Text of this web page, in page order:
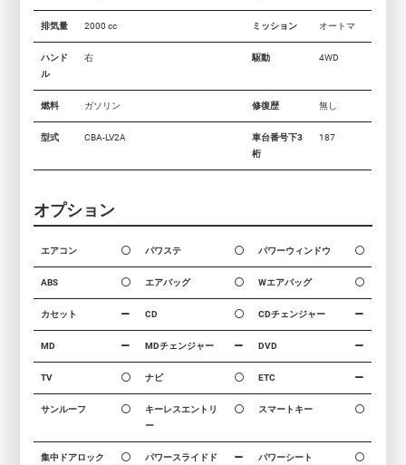
排気量 2000 cc ミッション オートマ
ハンド
ル
右 駆動 4WD
燃料 ガソリン 修復歴 無し
型式 CBA-LV2A
車台番号下3
桁
187
オプション
エアコン パワステ パワーウィンドウ
ABS エアバッグ Wエアバッグ
カセット CD CDチェンジャー
MD MDチェンジャー DVD
TV ナビ ETC
サンルーフ
キーレスエントリ
ー
スマートキー
集中ドアロック パワースライドド パワーシート